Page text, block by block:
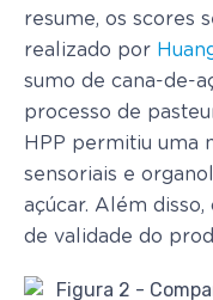
resume, os scores
realizado por
sumo de cana-de-
processo de
HPP permitiu uma
sensoriais e
açúcar. Além
de validade do